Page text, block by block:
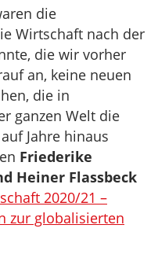
die
Wirtschaft nach der
die wir vorher
an, keine neuen
die in
ganzen Welt die
Jahre hinaus
Friederike
Heiner Flassbeck
2020/21 –
zur globalisierten